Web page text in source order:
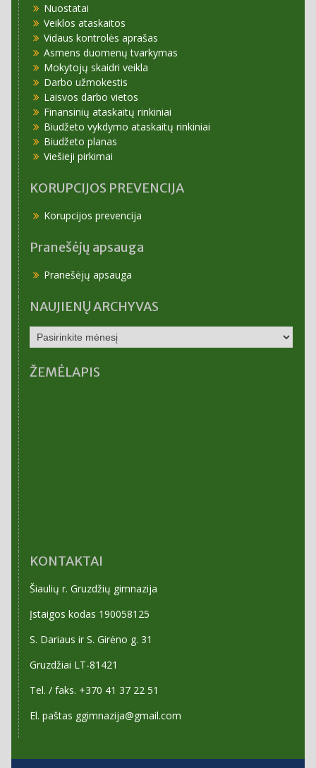
Nuostatai
Veiklos ataskaitos
Vidaus kontrolės aprašas
Asmens duomenų tvarkymas
Mokytojų skaidri veikla
Darbo užmokestis
Laisvos darbo vietos
Finansinių ataskaitų rinkiniai
Biudžeto vykdymo ataskaitų rinkiniai
Biudžeto planas
Viešieji pirkimai
KORUPCIJOS PREVENCIJA
Korupcijos prevencija
Pranešėjų apsauga
Pranešėjų apsauga
NAUJIENŲ ARCHYVAS
NAUJIENŲ
ARCHYVAS
ŽEMĖLAPIS
KONTAKTAI
Šiaulių r. Gruzdžių gimnazija
Įstaigos kodas 190058125
S. Dariaus ir S. Girėno g. 31
Gruzdžiai LT-81421
Tel. / faks. +370 41 37 22 51
El. paštas ggimnazija@gmail.com